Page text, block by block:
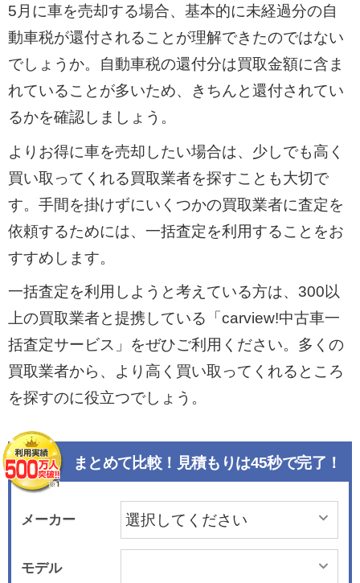
5月に車を売却する場合、基本的に未経過分の自
動車税が還付されることが理解できたのではない
でしょうか。自動車税の還付分は買取金額に含ま
れていることが多いため、きちんと還付されてい
るかを確認しましょう。
よりお得に車を売却したい場合は、少しでも高く
買い取ってくれる買取業者を探すことも大切で
す。手間を掛けずにいくつかの買取業者に査定を
依頼するためには、一括査定を利用することをお
すすめします。
一括査定を利用しようと考えている方は、300以
上の買取業者と提携している「carview!中古車一
括査定サービス」をぜひご利用ください。多くの
買取業者から、より高く買い取ってくれるところ
を探すのに役立つでしょう。
まとめて比較！見積もりは45秒で完了！
メーカー
モデル